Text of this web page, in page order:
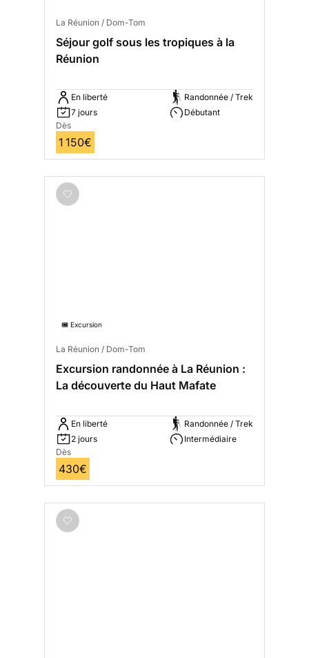
La Réunion / Dom-Tom
Séjour golf sous les tropiques à la
Réunion
En liberté
7 jours
Randonnée / Trek
Débutant
Dès
1 150€
🎟️ Excursion
La Réunion / Dom-Tom
Excursion randonnée à La Réunion :
La découverte du Haut Mafate
En liberté
2 jours
Randonnée / Trek
Intermédiaire
Dès
430€